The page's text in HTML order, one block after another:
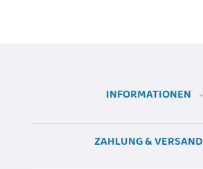
INFORMATIONEN
ZAHLUNG & VERSAND